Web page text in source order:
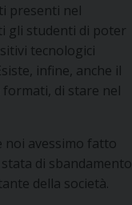
presenti nel
gli studenti di poter
tecnologici
infine, anche il
di stare nel
noi avessimo fatto
di sbandamento
della società.